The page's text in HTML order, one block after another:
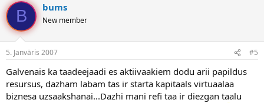
B bums
New member
5. Janvāris 2007 #5
Galvenais ka taadeejaadi es aktiivaakiem dodu arii papildus
resursus, dazham labam tas ir starta kapitaals virtuaalaa
biznesa uzsaakshanai...Dazhi mani refi taa ir diezgan taalu